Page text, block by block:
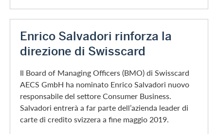
Enrico Salvadori rinforza la
direzione di Swisscard
Il Board of Managing Officers (BMO) di Swisscard
AECS GmbH ha nominato Enrico Salvadori nuovo
responsabile del settore Consumer Business.
Salvadori entrerà a far parte dell’azienda leader di
carte di credito svizzera a fine maggio 2019.